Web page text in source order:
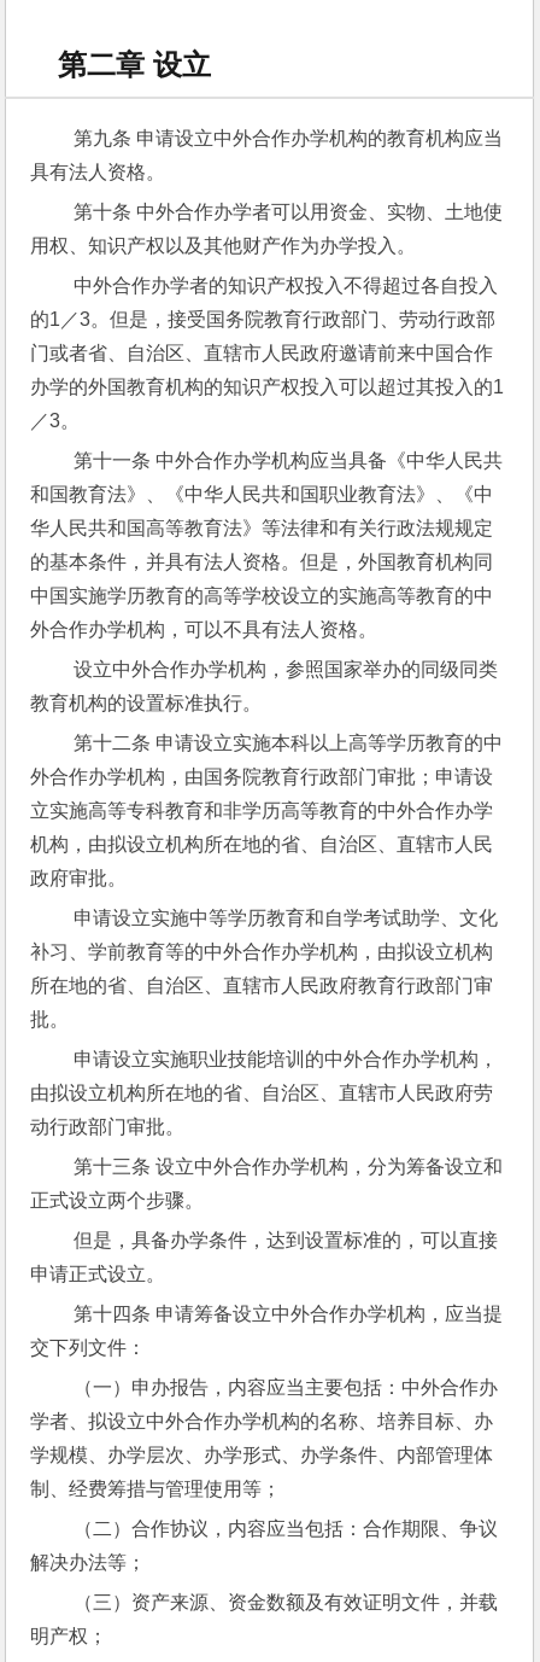
第二章 设立
第九条 申请设立中外合作办学机构的教育机构应当
具有法人资格。
第十条 中外合作办学者可以用资金、实物、土地使
用权、知识产权以及其他财产作为办学投入。
的1／3。但是，接受国务院教育行政部门、劳动行政部
门或者省、自治区、直辖市人民政府邀请前来中国合作
办学的外国教育机构的知识产权投入可以超过其投入的1
／3。
第十一条 中外合作办学机构应当具备《中华人民共
和国教育法》、《中华人民共和国职业教育法》、《中
华人民共和国高等教育法》等法律和有关行政法规规定
的基本条件，并具有法人资格。但是，外国教育机构同
中国实施学历教育的高等学校设立的实施高等教育的中
外合作办学机构，可以不具有法人资格。
设立中外合作办学机构，参照国家举办的同级同类
教育机构的设置标准执行。
第十二条 申请设立实施本科以上高等学历教育的中
外合作办学机构，由国务院教育行政部门审批；申请设
立实施高等专科教育和非学历高等教育的中外合作办学
机构，由拟设立机构所在地的省、自治区、直辖市人民
政府审批。
补习、学前教育等的中外合作办学机构，由拟设立机构
所在地的省、自治区、直辖市人民政府教育行政部门审
批。
由拟设立机构所在地的省、自治区、直辖市人民政府劳
动行政部门审批。
第十三条 设立中外合作办学机构，分为筹备设立和
正式设立两个步骤。
但是，具备办学条件，达到设置标准的，可以直接
申请正式设立。
第十四条 申请筹备设立中外合作办学机构，应当提
交下列文件：
学者、拟设立中外合作办学机构的名称、培养目标、办
学规模、办学层次、办学形式、办学条件、内部管理体
制、经费筹措与管理使用等；
解决办法等；
明产权；